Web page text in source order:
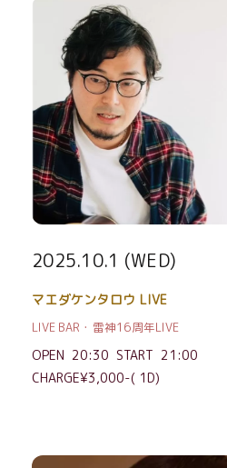
2025.10.1 (WED)
マエダケンタロウ LIVE
LIVE BAR・雷神16周年LIVE
OPEN 20:30 START 21:00
CHARGE¥3,000-( 1D)